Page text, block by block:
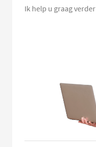
Ik help u graag verder